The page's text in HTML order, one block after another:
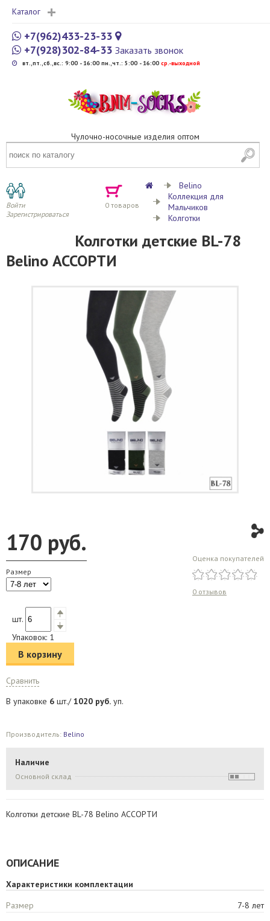
Каталог
+7(962)433-23-33
+7(928)302-84-33 Заказать звонок
вт.,пт.,сб.,вс.: 9:00 - 16:00 пн.,чт.: 5:00 - 16:00 cр.-выходной
Чулочно-носочные изделия оптом
Войти
Зарегистрироваться
0 товаров
Belino
Коллекция для
Мальчиков
Колготки
Колготки детские BL-78
Belino АССОРТИ
170 руб.
Размер
Оценка покупателей
0 отзывов
шт.
Упаковок: 1
В корзину
Сравнить
В упаковке 6 шт./1020 руб. уп.
Производитель: Belino
Наличие
Основной склад
Колготки детские BL-78 Belino АССОРТИ
ОПИСАНИЕ
Характеристики комплектации
Размер
7-8 лет